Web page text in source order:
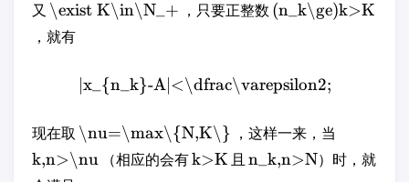
又 \exist K\in\N_+ ，只要正整数 (n_k\ge)k>K
，就有
|x_{n_k}-A|<\dfrac\varepsilon2;
现在取 \nu=\max\{N,K\} ，这样一来，当
k,n>\nu （相应的会有k>K 且 n_k,n>N）时，就